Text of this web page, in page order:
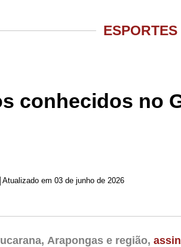
ESPORTES
conhecidos no
Atualizado em 03 de junho de 2026
Arapongas e região,